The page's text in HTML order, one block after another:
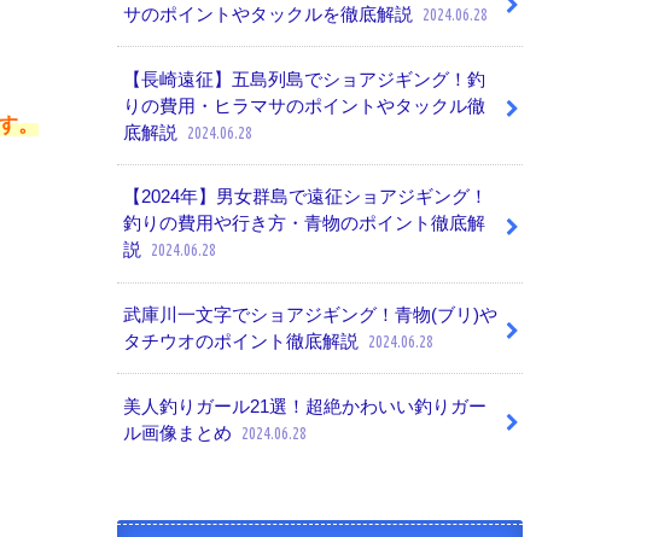
。
サのポイントやタックルを徹底解説
2024.06.28
【長崎遠征】五島列島でショアジギング！釣
りの費用・ヒラマサのポイントやタックル徹
底解説
2024.06.28
【2024年】男女群島で遠征ショアジギング！
釣りの費用や行き方・青物のポイント徹底解
説
2024.06.28
武庫川一文字でショアジギング！青物(ブリ)や
タチウオのポイント徹底解説
2024.06.28
美人釣りガール21選！超絶かわいい釣りガー
ル画像まとめ
2024.06.28